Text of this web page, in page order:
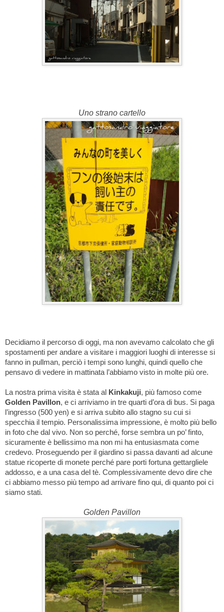
Uno strano cartello
Decidiamo il percorso di oggi, ma non avevamo calcolato che gli
spostamenti per andare a visitare i maggiori luoghi di interesse si
fanno in pullman, perciò i tempi sono lunghi, quindi quello che
pensavo di vedere in mattinata l’abbiamo visto in molte più ore.
La nostra prima visita è stata al Kinkakuji, più famoso come
Golden Pavillon, e ci arriviamo in tre quarti d’ora di bus. Si paga
l’ingresso (500 yen) e si arriva subito allo stagno su cui si
specchia il tempio. Personalissima impressione, è molto più bello
in foto che dal vivo. Non so perché, forse sembra un po’ finto,
sicuramente è bellissimo ma non mi ha entusiasmata come
credevo. Proseguendo per il giardino si passa davanti ad alcune
statue ricoperte di monete perché pare porti fortuna gettargliele
addosso, e a una casa del tè. Complessivamente devo dire che
ci abbiamo messo più tempo ad arrivare fino qui, di quanto poi ci
siamo stati.
Golden Pavillon